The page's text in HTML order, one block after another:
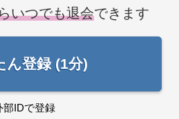
いつでも退会できます
ん登録 (1分)
部IDで登録